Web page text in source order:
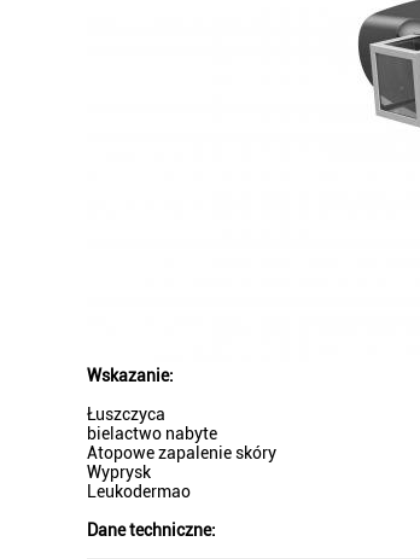
Wskazanie:
Łuszczyca
bielactwo nabyte
Atopowe zapalenie skóry
Wyprysk
Leukodermao
Dane techniczne: